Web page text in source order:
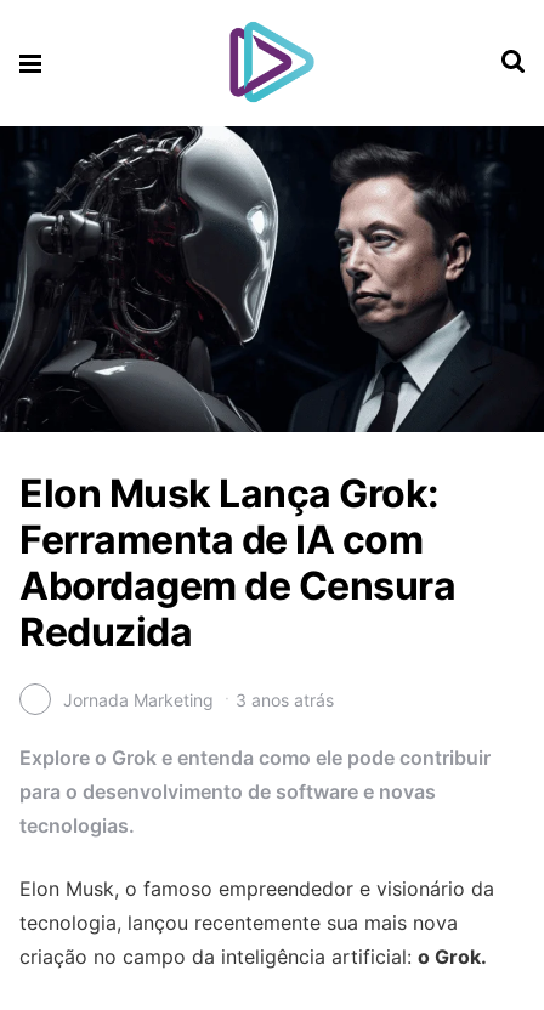
Elon Musk Lança Grok:
Ferramenta de IA com
Abordagem de Censura
Reduzida
Jornada Marketing 3 anos atrás
Explore o Grok e entenda como ele pode contribuir
para o desenvolvimento de software e novas
tecnologias.
Elon Musk, o famoso empreendedor e visionário da
tecnologia, lançou recentemente sua mais nova
criação no campo da inteligência artificial: o Grok.